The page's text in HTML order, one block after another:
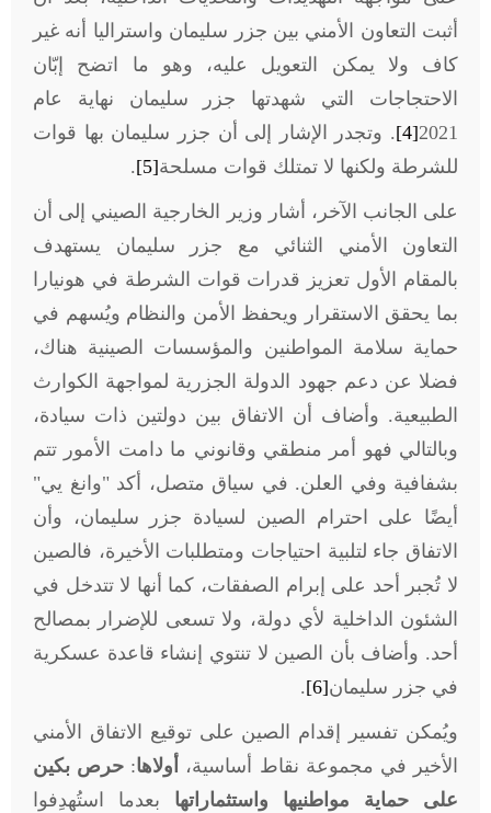
أثبت التعاون الأمني بين جزر سليمان واستراليا أنه غير
كاف ولا يمكن التعويل عليه، وهو ما اتضح إبّان
الاحتجاجات التي شهدتها جزر سليمان نهاية عام
2021
[4]. وتجدر الإشار إلى أن جزر سليمان بها قوات
للشرطة ولكنها لا تمتلك قوات مسلحة[5]
.
على الجانب الآخر، أشار وزير الخارجية الصيني إلى أن
التعاون الأمني الثنائي مع جزر سليمان يستهدف
بالمقام الأول تعزيز قدرات قوات الشرطة في هونيارا
بما يحقق الاستقرار ويحفظ الأمن والنظام ويُسهم في
حماية سلامة المواطنين والمؤسسات الصينية هناك،
فضلا عن دعم جهود الدولة الجزرية لمواجهة الكوارث
الطبيعية. وأضاف أن الاتفاق بين دولتين ذات سيادة،
وبالتالي فهو أمر منطقي وقانوني ما دامت الأمور تتم
بشفافية وفي العلن. في سياق متصل، أكد "وانغ يي"
أيضًا على احترام الصين لسيادة جزر سليمان، وأن
الاتفاق جاء لتلبية احتياجات ومتطلبات الأخيرة، فالصين
لا تُجبر أحد على إبرام الصفقات، كما أنها لا تتدخل في
الشئون الداخلية لأي دولة، ولا تسعى للإضرار بمصالح
أحد. وأضاف بأن الصين لا تنتوي إنشاء قاعدة عسكرية
في جزر سليمان[6]
.
ويُمكن تفسير إقدام الصين على توقيع الاتفاق الأمني
الأخير في مجموعة نقاط أساسية،
أولاها: حرص بكين
على حماية مواطنيها واستثماراتها بعدما استُهدِفوا